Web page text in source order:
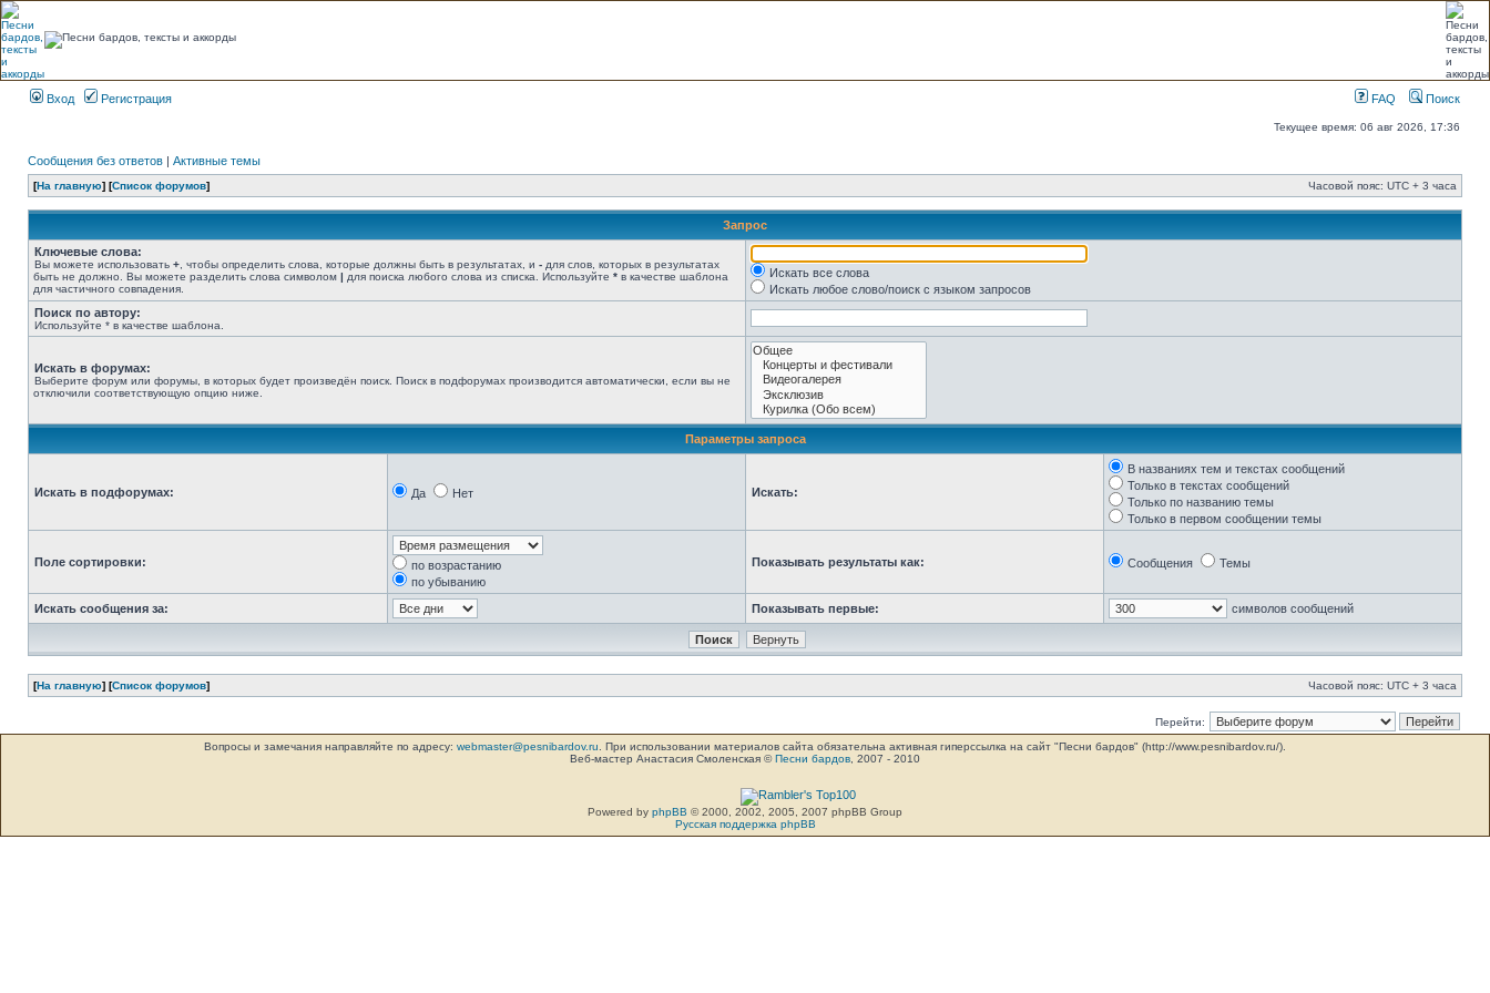
Вход Регистрация FAQ Поиск
Текущее время: 06 авг 2026, 17:36
Сообщения без ответов | Активные темы
[На главную] [Список форумов] Часовой пояс: UTC + 3 часа
Запрос
Ключевые слова:
Вы можете использовать + , чтобы определить слова, которые должны быть в результатах, и - для слов, которых в результатах
быть не должно. Вы можете разделить слова символом | для поиска любого слова из списка. Используйте * в качестве шаблона
для частичного совпадения.
Искать все слова
Искать любое слово/поиск с языком запросов
Поиск по автору:
Используйте * в качестве шаблона.
Искать в форумах:
Выберите форум или форумы, в которых будет произведён поиск. Поиск в подфорумах производится автоматически, если вы не
отключили соответствующую опцию ниже.
Параметры запроса
Искать в подфорумах: Да Нет Искать:
В названиях тем и текстах сообщений
Только в текстах сообщений
Только по названию темы
Только в первом сообщении темы
Поле сортировки:
по возрастанию
по убыванию
Показывать результаты как: Сообщения Темы
Искать сообщения за: Показывать первые: символов сообщений
[На главную] [Список форумов] Часовой пояс: UTC + 3 часа
Перейти:
Вопросы и замечания направляйте по адресу: webmaster@pesnibardov.ru . При использовании материалов сайта обязательна активная гиперссылка на сайт "Песни бардов" (http://www.pesnibardov.ru/).
Веб-мастер Анастасия Смоленская ©Песни бардов , 2007 - 2010
Powered by phpBB © 2000, 2002, 2005, 2007 phpBB Group
Русская поддержка phpBB